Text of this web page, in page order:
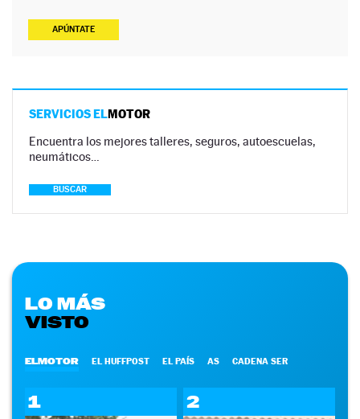
APÚNTATE
SERVICIOS ELMOTOR
Encuentra los mejores talleres, seguros, autoescuelas,
neumáticos…
BUSCAR
LO MÁS
VISTO
ELMOTOR EL HUFFPOST EL PAÍS AS CADENA SER
1 2